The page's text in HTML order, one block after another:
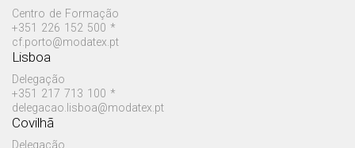
Centro de Formação
+351 226 152 500 *
cf.porto@modatex.pt
Lisboa
Delegação
+351 217 713 100 *
delegacao.lisboa@modatex.pt
Covilhã
Delegação